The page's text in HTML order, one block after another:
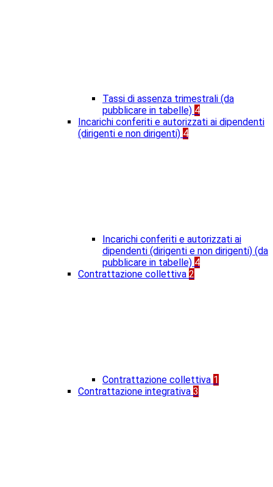
Tassi di assenza trimestrali (da
pubblicare in tabelle) 4
Incarichi conferiti e autorizzati ai dipendenti
(dirigenti e non dirigenti) 4
Incarichi conferiti e autorizzati ai
dipendenti (dirigenti e non dirigenti) (da
pubblicare in tabelle) 4
Contrattazione collettiva 2
Contrattazione collettiva 1
Contrattazione integrativa 3